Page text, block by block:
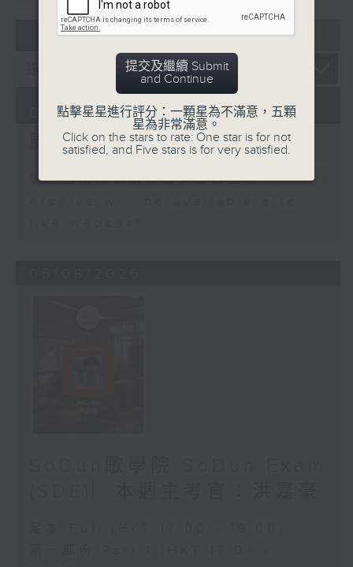
07 - 08 2026
06/08/2026
騷動音樂
網上直播完畢稍後提供節目重溫。
提交及繼續 Submit
and Continue
點擊星星進行評分：一顆星為不滿意，五顆
星為非常滿意。
Click on the stars to rate: One star is for not
satisfied, and Five stars is for very satisfied.